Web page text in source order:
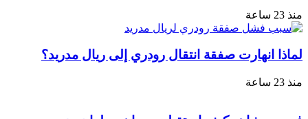
انهارت صفقة انتقال رودري إلى ريال مدريد؟